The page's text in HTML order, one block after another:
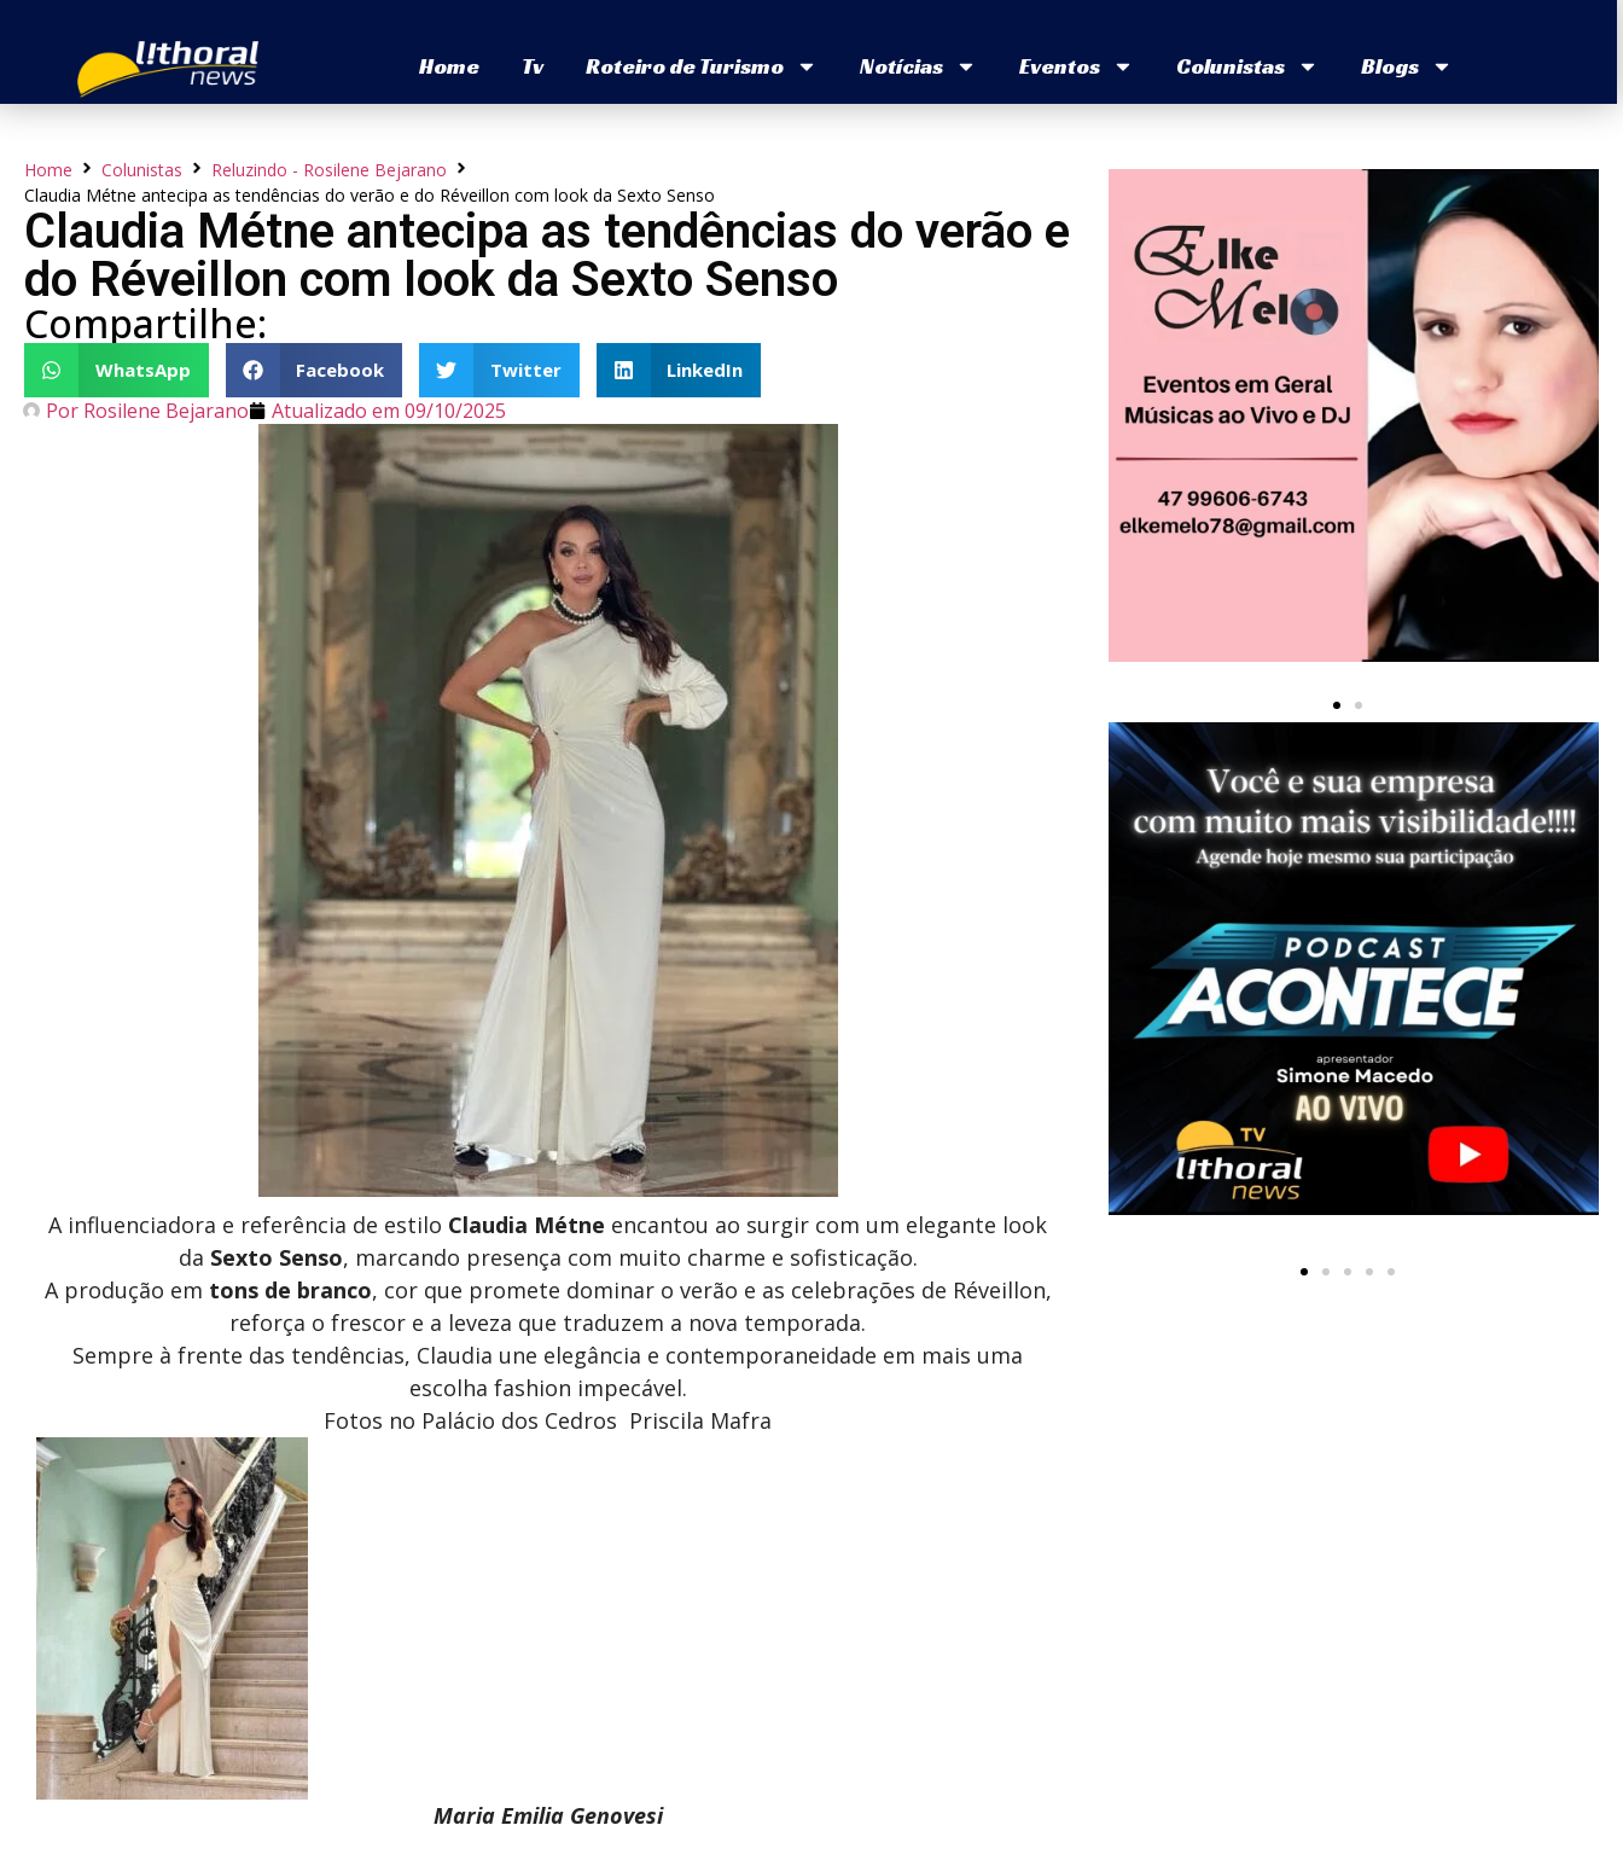
Home Tv Roteiro de Turismo Notícias Eventos Colunistas Blogs
Home Colunistas
Reluzindo - Rosilene Bejarano
Claudia Métne antecipa as tendências do verão e do Réveillon com look da Sexto Senso
Claudia Métne antecipa as tendências do verão e
do Réveillon com look da Sexto Senso
Compartilhe:
WhatsApp Facebook Twitter LinkedIn
Por Rosilene Bejarano Atualizado em 09/10/2025
A influenciadora e referência de estilo Claudia Métne encantou ao surgir com um elegante look
da Sexto Senso, marcando presença com muito charme e sofisticação.
A produção em tons de branco, cor que promete dominar o verão e as celebrações de Réveillon,
reforça o frescor e a leveza que traduzem a nova temporada.
Sempre à frente das tendências, Claudia une elegância e contemporaneidade em mais uma
escolha fashion impecável.
Fotos no Palácio dos Cedros Priscila Mafra
Maria Emilia Genovesi